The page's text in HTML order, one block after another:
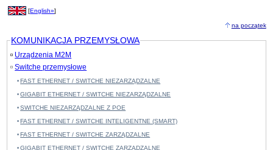
[English»]
na początek
KOMUNIKACJA PRZEMYSŁOWA
Urządzenia M2M
Switche przemysłowe
FAST ETHERNET / SWITCHE NIEZARZĄDZALNE
GIGABIT ETHERNET / SWITCHE NIEZARZĄDZALNE
SWITCHE NIEZARZĄDZALNE Z POE
FAST ETHERNET / SWITCHE INTELIGENTNE (SMART)
FAST ETHERNET / SWITCHE ZARZĄDZALNE
GIGABIT ETHERNET / SWITCHE ZARZĄDZALNE